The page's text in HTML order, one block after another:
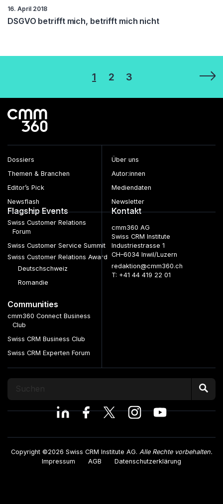
16. April 2018
DSGVO betrifft mich, betrifft mich nicht
Seitennummerierung
der
Beiträge
1 2 3
Dossiers
Themen & Branchen
Editor’s Pick
Newsflash
Über uns
Autor:innen
Mediendaten
Newsletter
Flagship Events
Swiss Customer Relations
Forum
Swiss Customer Service Summit
Swiss Customer Relations Award
Deutschschweiz
Romandie
Communities
cmm360 Connect Business
Club
Swiss CRM Business Club
Swiss CRM Experten Forum
Kontakt
cmm360 AG
Swiss CRM Institute
Industriestrasse 1
CH–6034 Inwil/Luzern
redaktion@cmm360.ch
T: +41 44 419 22 01
Copyright ©2026 Swiss CRM Institute AG. Alle Rechte vorbehalten.
Impressum
AGB Datenschutzerklärung